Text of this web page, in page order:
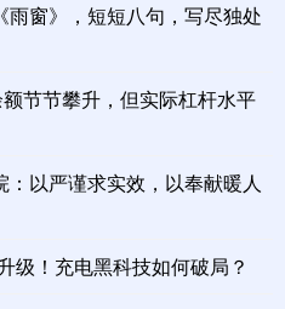
雨窗》，短短八句，写尽独处
节节攀升，但实际杠杆水平
以严谨求实效，以奉献暖人
级！充电黑科技如何破局？